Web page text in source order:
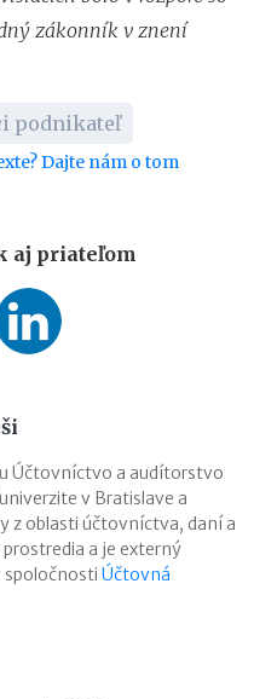
zákonník v znení
podnikateľ
Dajte nám o tom
aj priateľom
Účtovníctvo a audítorstvo
v Bratislave a
z oblasti účtovníctva, daní a
a je externý
spoločnosti Účtovná